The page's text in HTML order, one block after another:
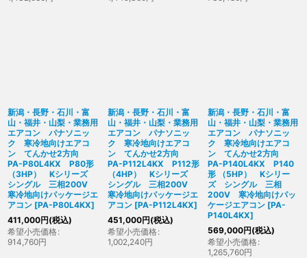
新潟・長野・石川・富
山・福井・山梨・業務用
エアコン パナソニッ
ク 寒冷地向けエアコ
ン てんかせ2方向
PA-P80L4KX P80形
（3HP） Kシリーズ
シングル 三相200V
寒冷地向けパッケージエ
アコン [PA-P80L4KX]
411,000円(税込)
希望小売価格 :
914,760円
新潟・長野・石川・富
山・福井・山梨・業務用
エアコン パナソニッ
ク 寒冷地向けエアコ
ン てんかせ2方向
PA-P112L4KX P112形
（4HP） Kシリーズ
シングル 三相200V
寒冷地向けパッケージエ
アコン [PA-P112L4KX]
451,000円(税込)
希望小売価格 :
1,002,240円
新潟・長野・石川・富
山・福井・山梨・業務用
エアコン パナソニッ
ク 寒冷地向けエアコ
ン てんかせ2方向
PA-P140L4KX P140
形 （5HP） Kシリー
ズ シングル 三相
200V 寒冷地向けパッ
ケージエアコン [PA-
P140L4KX]
569,000円(税込)
希望小売価格 :
1,265,760円